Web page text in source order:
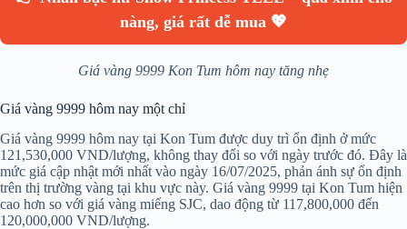
nàng, giá rất dễ mua 💖
Giá vàng 9999 Kon Tum hôm nay tăng nhẹ
Giá vàng 9999 hôm nay một chỉ
Giá vàng 9999 hôm nay tại Kon Tum được duy trì ổn định ở mức
121,530,000 VND/lượng, không thay đổi so với ngày trước đó. Đây là
mức giá cập nhật mới nhất vào ngày 16/07/2025, phản ánh sự ổn định
trên thị trường vàng tại khu vực này. Giá vàng 9999 tại Kon Tum hiện
cao hơn so với giá vàng miếng SJC, dao động từ 117,800,000 đến
120,000,000 VND/lượng.